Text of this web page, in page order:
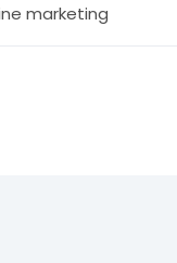
marketing